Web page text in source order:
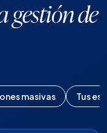
gestión de
masivas Tus